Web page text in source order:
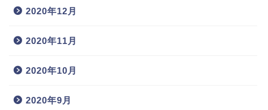
2020年12月
2020年11月
2020年10月
2020年9月